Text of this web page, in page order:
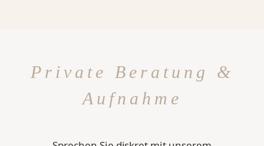
Private Beratung &
Aufnahme